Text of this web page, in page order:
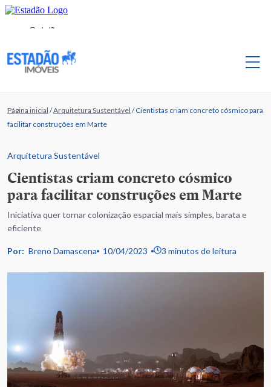
Página inicial /Arquitetura Sustentável /Cientistas criam concreto cósmico para
facilitar construções em Marte
Arquitetura Sustentável
Cientistas criam concreto cósmico
para facilitar construções em Marte
Iniciativa quer tornar colonização espacial mais simples, barata e
eficiente
Por: Breno Damascena 10/04/2023 3 minutos de leitura